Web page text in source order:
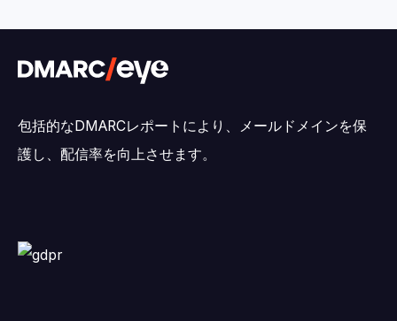
包括的なDMARCレポートにより、メールドメインを保
護し、配信率を向上させます。